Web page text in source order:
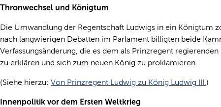
Thronwechsel und Königtum
Die Umwandlung der Regentschaft Ludwigs in ein Königtum
nach langwierigen Debatten im Parlament billigten beide
Verfassungsänderung, die es dem als Prinzregent
zu erklären und sich zum neuen König zu proklamieren.
(Siehe hierzu: Von Prinzregent Ludwig zu König Ludwig III. )
Innenpolitik vor dem Ersten Weltkrieg